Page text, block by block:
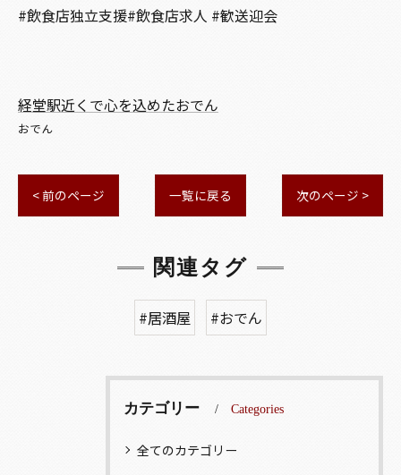
#飲食店独立支援#飲食店求人 #歓送迎会
経堂駅近くで心を込めたおでん
おでん
< 前のページ 一覧に戻る 次のページ >
関連タグ
#居酒屋 #おでん
カテゴリー Categories
全てのカテゴリー